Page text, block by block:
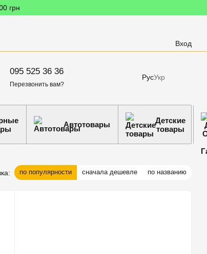
грн
Вход
095 525 36 36
Перезвонить вам?
РусУкр
Автотовары
Детские
товары
по популярности сначала дешевле по названию